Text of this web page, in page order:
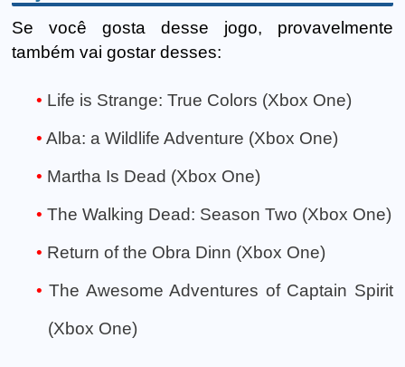
Se você gosta desse jogo, provavelmente
também vai gostar desses:
Life is Strange: True Colors (Xbox One)
Alba: a Wildlife Adventure (Xbox One)
Martha Is Dead (Xbox One)
The Walking Dead: Season Two (Xbox One)
Return of the Obra Dinn (Xbox One)
The Awesome Adventures of Captain Spirit
(Xbox One)